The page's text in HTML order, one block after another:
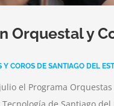
Orquestal y
Y COROS DE SANTIAGO DEL
el Programa